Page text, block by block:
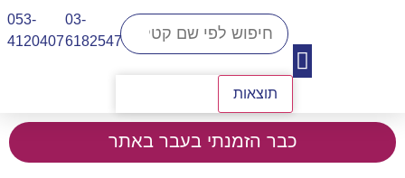
תוצאות
03-
6182547
053-
4120407​
כבר הזמנתי בעבר באתר